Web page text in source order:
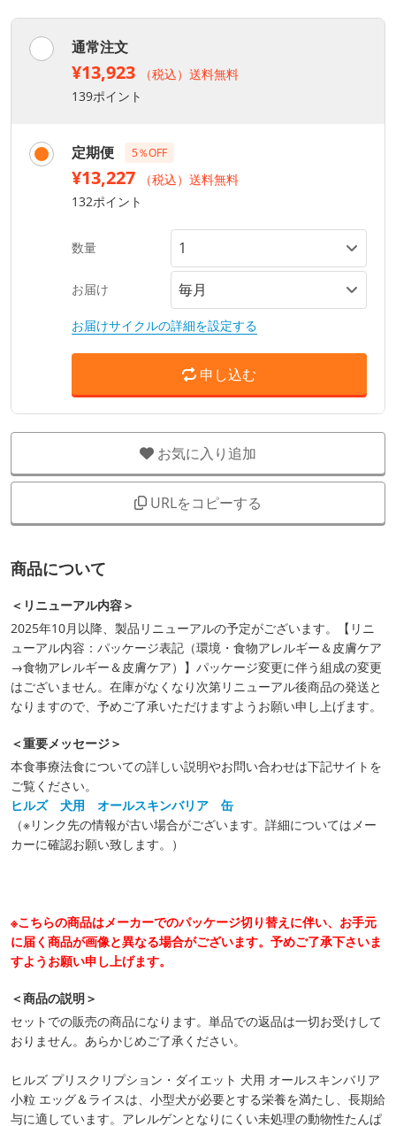
通常注文
¥13,923
（税込）送料無料
139ポイント
定期便 5％OFF
¥13,227
（税込）送料無料
132ポイント
数量
お届け
お届けサイクルの詳細を設定する
申し込む
お気に入り追加
URLをコピーする
商品について
＜リニューアル内容＞
2025年10月以降、製品リニューアルの予定がございます。【リニ
ューアル内容：パッケージ表記（環境・食物アレルギー＆皮膚ケア
→食物アレルギー＆皮膚ケア）】パッケージ変更に伴う組成の変更
はございません。在庫がなくなり次第リニューアル後商品の発送と
なりますので、予めご了承いただけますようお願い申し上げます。
＜重要メッセージ＞
本食事療法食についての詳しい説明やお問い合わせは下記サイトを
ご覧ください。
ヒルズ 犬用 オールスキンバリア 缶
（※リンク先の情報が古い場合がございます。詳細についてはメー
カーに確認お願い致します。）
※こちらの商品はメーカーでのパッケージ切り替えに伴い、お手元
に届く商品が画像と異なる場合がございます。予めご了承下さいま
すようお願い申し上げます。
＜商品の説明＞
セットでの販売の商品になります。単品での返品は一切お受けして
おりません。あらかじめご了承ください。
ヒルズ プリスクリプション・ダイエット 犬用 オールスキンバリア
小粒 エッグ＆ライスは、小型犬が必要とする栄養を満たし、長期給
与に適しています。アレルゲンとなりにくい未処理の動物性たんぱ